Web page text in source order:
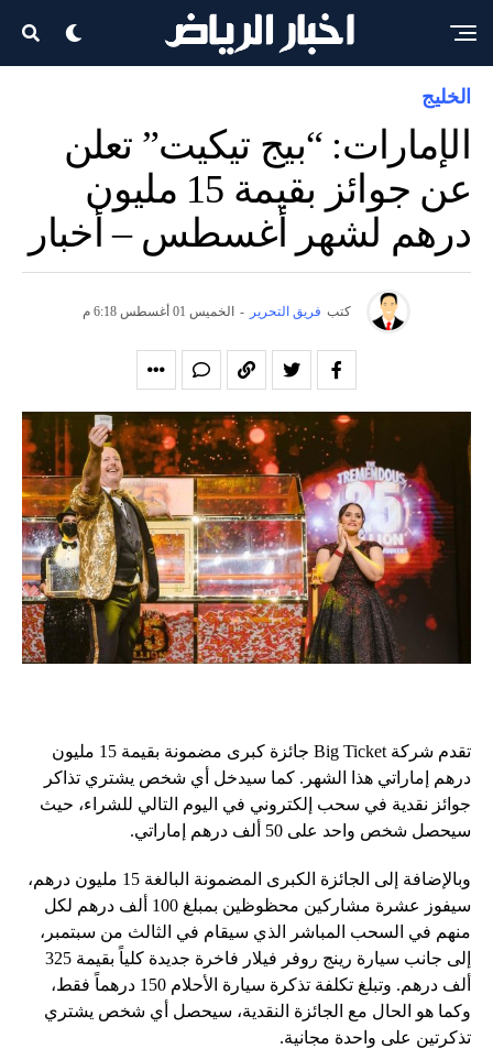
الخليج
الإمارات: “بيج تيكيت” تعلن
عن جوائز بقيمة 15 مليون
درهم لشهر أغسطس – أخبار
كتب فريق التحرير - الخميس 01 أغسطس 6:18 م
تقدم شركة Big Ticket جائزة كبرى مضمونة بقيمة 15 مليون
درهم إماراتي هذا الشهر. كما سيدخل أي شخص يشتري تذاكر
جوائز نقدية في سحب إلكتروني في اليوم التالي للشراء، حيث
سيحصل شخص واحد على 50 ألف درهم إماراتي.
وبالإضافة إلى الجائزة الكبرى المضمونة البالغة 15 مليون درهم،
سيفوز عشرة مشاركين محظوظين بمبلغ 100 ألف درهم لكل
منهم في السحب المباشر الذي سيقام في الثالث من سبتمبر،
إلى جانب سيارة رينج روفر فيلار فاخرة جديدة كلياً بقيمة 325
ألف درهم. وتبلغ تكلفة تذكرة سيارة الأحلام 150 درهماً فقط،
وكما هو الحال مع الجائزة النقدية، سيحصل أي شخص يشتري
تذكرتين على واحدة مجانية.